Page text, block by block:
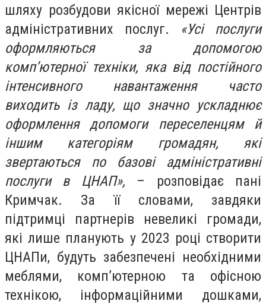
шляху розбудови якісної мережі Центрів
адміністративних послуг. «Усі послуги
оформляються за допомогою
комп’ютерної техніки, яка від постійного
інтенсивного навантаження часто
виходить із ладу, що значно ускладнює
оформлення допомоги переселенцям й
іншим категоріям громадян, які
звертаються по базові адміністративні
послуги в ЦНАП», – розповідає пані
Кримчак. За її словами, завдяки
підтримці партнерів невеликі громади,
які лише планують у 2023 році створити
ЦНАПи, будуть забезпечені необхідними
меблями, комп’ютерною та офісною
технікою, інформаційними дошками,